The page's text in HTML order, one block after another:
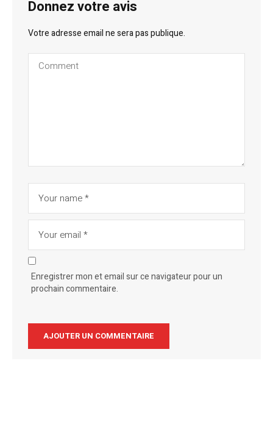
Donnez votre avis
Votre adresse email ne sera pas publique.
Enregistrer mon et email sur ce navigateur pour un
prochain commentaire.